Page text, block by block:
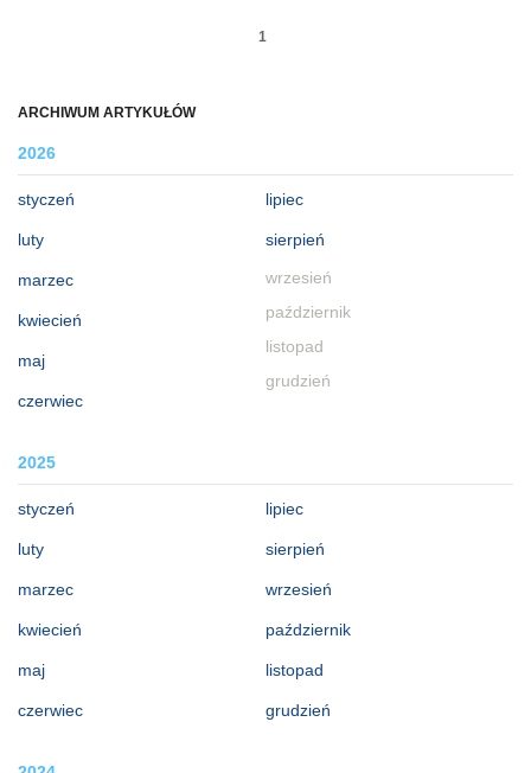
ARCHIWUM ARTYKUŁÓW
2026
styczeń
luty
marzec
kwiecień
maj
czerwiec
lipiec
sierpień
wrzesień
październik
listopad
grudzień
2025
styczeń
luty
marzec
kwiecień
maj
czerwiec
lipiec
sierpień
wrzesień
październik
listopad
grudzień
1